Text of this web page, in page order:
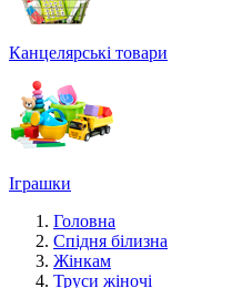
Канцелярські товари
Іграшки
Головна
Спідня білизна
Жінкам
Труси жіночі